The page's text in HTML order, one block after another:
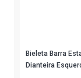
Bieleta Barra
Dianteira